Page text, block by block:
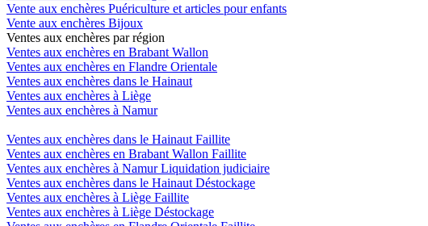
Vente aux enchères Puériculture et articles pour enfants
Vente aux enchères Bijoux
Ventes aux enchères par région
Ventes aux enchères en Brabant Wallon
Ventes aux enchères en Flandre Orientale
Ventes aux enchères dans le Hainaut
Ventes aux enchères à Liège
Ventes aux enchères à Namur
Ventes aux enchères dans le Hainaut Faillite
Ventes aux enchères en Brabant Wallon Faillite
Ventes aux enchères à Namur Liquidation judiciaire
Ventes aux enchères dans le Hainaut Déstockage
Ventes aux enchères à Liège Faillite
Ventes aux enchères à Liège Déstockage